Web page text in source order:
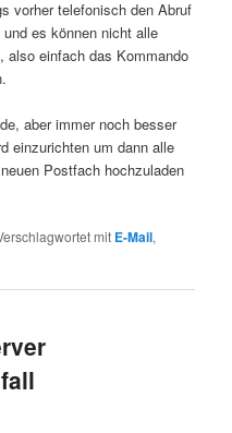
vorher telefonisch den Abruf
es können nicht alle
also einfach das Kommando
aber immer noch besser
einzurichten um dann alle
Postfach hochzuladen
mit E-Mail,